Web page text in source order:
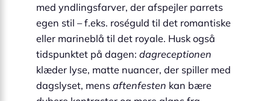
med yndlingsfarver, der afspejler parrets
egen stil – f.eks. roséguld til det romantiske
eller marineblå til det royale. Husk også
tidspunktet på dagen: dagreceptionen
klæder lyse, matte nuancer, der spiller med
dagslyset, mens aftenfesten kan bære